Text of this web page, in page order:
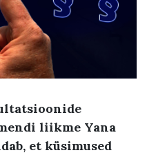
liikme Yana
et küsimused